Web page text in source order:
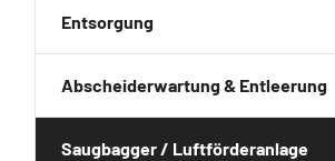
Entsorgung
Abscheiderwartung & Entleerung
Saugbagger / Luftförderanlage